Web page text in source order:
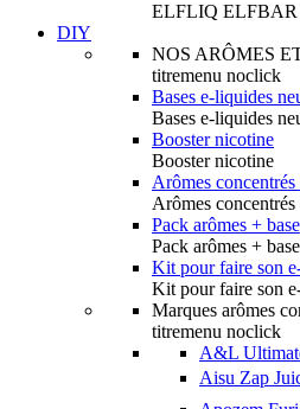
ELFLIQ ELFBAR
DIY
NOS ARÔMES
titremenu noclick
Bases e-liquides
Bases e-liquides
Booster nicotine
Booster nicotine
Arômes
Arômes
Pack arômes + base
Pack arômes + base
Kit pour faire son
Kit pour faire son
Marques arômes
titremenu noclick
A&L
Aisu Zap